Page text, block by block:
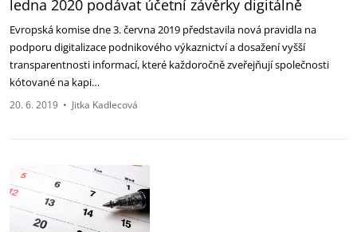
ledna 2020 podávat účetní závěrky digitálně
Evropská komise dne 3. června 2019 představila nová pravidla na
podporu digitalizace podnikového výkaznictví a dosažení vyšší
transparentnosti informací, které každoročně zveřejňují společnosti
kótované na kapi…
20. 6. 2019 • Jitka Kadlecová